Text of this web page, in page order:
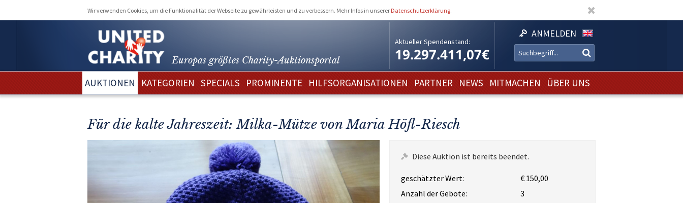
Wir verwenden Cookies, um die Funktionalität der Webseite zu gewährleisten und zu verbessern. Mehr Infos in unserer Datenschutzerklärung.
Europas größtes Charity-Auktionsportal
Aktueller Spendenstand:
19.297.411,07€
ANMELDEN
AUKTIONEN KATEGORIEN SPECIALS PROMINENTE HILFSORGANISATIONEN PARTNER NEWS MITMACHEN ÜBER UNS
Für die kalte Jahreszeit: Milka-Mütze von Maria Höfl-Riesch
Diese Auktion ist bereits beendet.
geschätzter Wert:
€ 150,00
Anzahl der Gebote:
3